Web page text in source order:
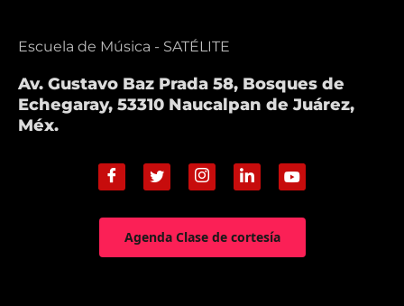
Escuela de Música - SATÉLITE
Av. Gustavo Baz Prada 58, Bosques de
Echegaray, 53310 Naucalpan de Juárez,
Méx.
Agenda Clase de cortesía